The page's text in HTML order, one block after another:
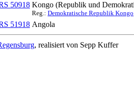
50918 Kongo (Republik und
Reg.: Demokratische Republik
51918 Angola
, realisiert von Sepp Kuffer